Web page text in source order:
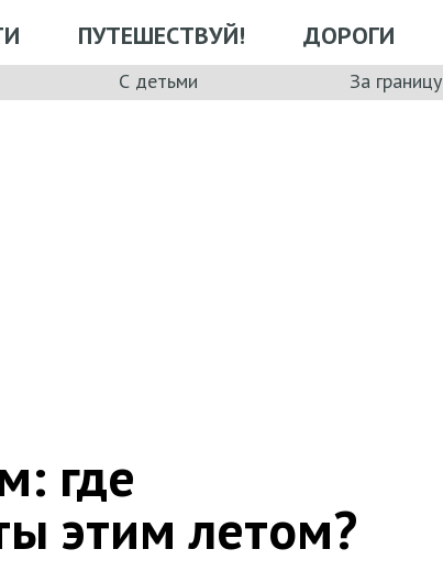
ПУТЕШЕСТВУЙ! ДОРОГИ
С детьми За границу
где
этим летом?